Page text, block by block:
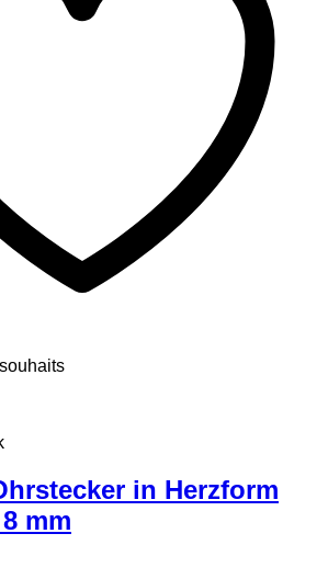
in Herzform
mm